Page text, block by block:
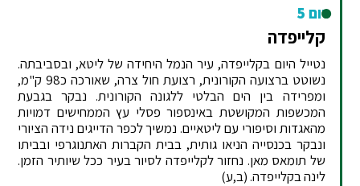
יום 5
קלייפדה
נטייל היום בקלייפדה, עיר הנמל היחידה של ליטא, ובסביבתה.
נשוטט ברצועה הקורונית, רצועת חול צרה, שאורכה כ98 ק"מ,
ומפרידה בין הים הבלטי ללגונה הקורונית. נבקר בגבעת
המכשפות המקושטת באינספור פסלי עץ הממחישים דמויות
מהאגדות וסיפורי עם ליטאיים. נמשיך לכפר הדייגים נידה הציורי
ונבקר בכנסייה הניאו גותית, בבית הקברות האתנוגרפי ובביתו
של תומאס מאן. נחזור לקלייפדה לסיור בעיר ככל שיותיר הזמן.
לינה בקלייפדה. (ב,ע)